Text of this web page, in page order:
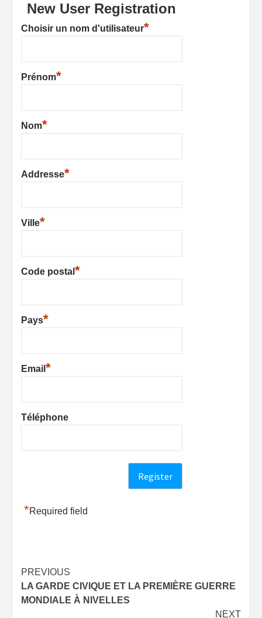
New User Registration
Choisir un nom d'utilisateur*
Prénom*
Nom*
Addresse*
Ville*
Code postal *
Pays*
Email *
Téléphone
*Required field
Post
navigation
PREVIOUS
LA GARDE CIVIQUE ET LA PREMIÈRE GUERRE
MONDIALE À NIVELLES
NEXT